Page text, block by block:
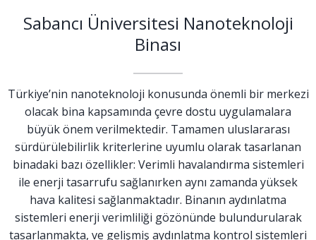
Sabancı Üniversitesi Nanoteknoloji
Binası
Türkiye’nin nanoteknoloji konusunda önemli bir merkezi
olacak bina kapsamında çevre dostu uygulamalara
büyük önem verilmektedir. Tamamen uluslararası
sürdürülebilirlik kriterlerine uyumlu olarak tasarlanan
binadaki bazı özellikler: Verimli havalandırma sistemleri
ile enerji tasarrufu sağlanırken aynı zamanda yüksek
hava kalitesi sağlanmaktadır. Binanın aydınlatma
sistemleri enerji verimliliği gözönünde bulundurularak
tasarlanmakta, ve gelişmiş aydınlatma kontrol sistemleri